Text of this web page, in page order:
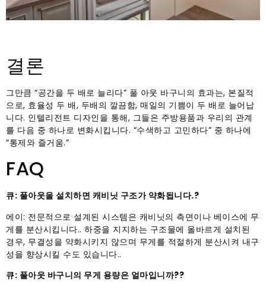
결론
그만큼 “공간을 두 배로 늘리다” 풀 아웃 바구니의 효과는, 본질적
으로, 효율성 두 배, 두배의 깔끔함, 매일의 기쁨이 두 배로 늘어납
니다. 인텔리전트 디자인을 통해, 그들은 주방용품과 우리의 관계
를 다음 중 하나로 변화시킵니다. “수색하고 고민하다” 중 하나에
“통제와 즐거움.”
FAQ
큐: 풀아웃을 설치하면 캐비닛 구조가 약화됩니다.?
에이: 전문적으로 설계된 시스템은 캐비닛의 측면이나 베이스에 무
게를 분산시킵니다.. 하중을 지지하는 구조물에 올바르게 설치된
경우, 무결성을 약화시키지 않으며 무게를 적절하게 분산시켜 내구
성을 향상시킬 수도 있습니다..
큐: 풀아웃 바구니의 무게 용량은 얼마입니까??